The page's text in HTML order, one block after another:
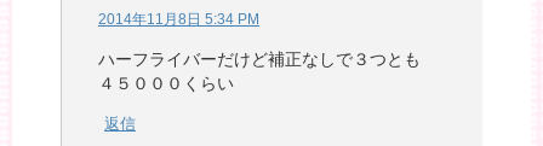
2014年11月8日 5:34 PM
ハーフライバーだけど補正なしで３つとも
４５０００くらい
返信